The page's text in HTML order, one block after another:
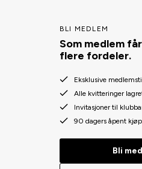
BLI MEDLEM
Som medlem
flere fordeler.
Eksklusive
Alle kvitteringer
Invitasjoner til
90 dagers åpent
Bli